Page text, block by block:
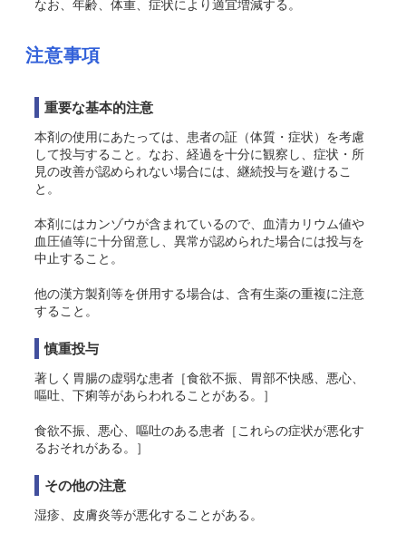
なお、年齢、体重、症状により適宜増減する。
注意事項
重要な基本的注意
本剤の使用にあたっては、患者の証（体質・症状）を考慮
して投与すること。なお、経過を十分に観察し、症状・所
見の改善が認められない場合には、継続投与を避けるこ
と。
本剤にはカンゾウが含まれているので、血清カリウム値や
血圧値等に十分留意し、異常が認められた場合には投与を
中止すること。
他の漢方製剤等を併用する場合は、含有生薬の重複に注意
すること。
慎重投与
著しく胃腸の虚弱な患者［食欲不振、胃部不快感、悪心、
嘔吐、下痢等があらわれることがある。］
食欲不振、悪心、嘔吐のある患者［これらの症状が悪化す
るおそれがある。］
その他の注意
湿疹、皮膚炎等が悪化することがある。